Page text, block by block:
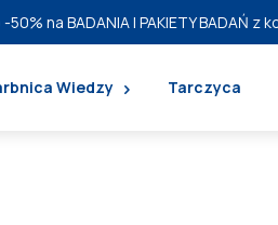
-50% na BADANIA I PAKIETY BADAŃ z
Wiedzy Tarczyca